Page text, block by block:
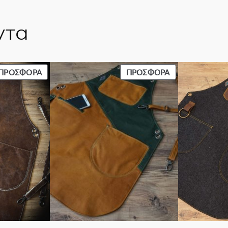
ΠΡΟΪΌΝ
ΣΕ
ΠΡΟΣΦΟΡΆ
ΠΡΟΣΦΟΡΆΠΡΟΪΌΝ
ΣΕ
ΠΡΟΣΦΟΡΆ